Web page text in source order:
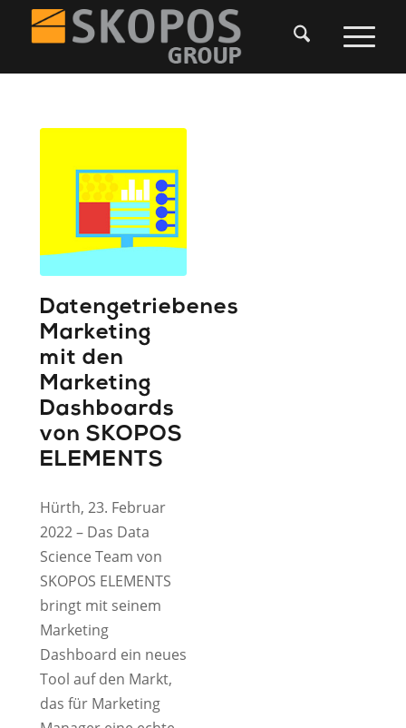
Datengetriebenes
Marketing
mit den
Marketing
Dashboards
von SKOPOS
ELEMENTS
Hürth, 23. Februar
2022 – Das Data
Science Team von
SKOPOS ELEMENTS
bringt mit seinem
Marketing
Dashboard ein neues
Tool auf den Markt,
das für Marketing